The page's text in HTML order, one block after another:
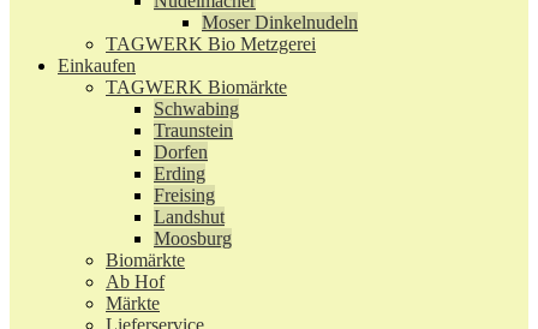
Moser Dinkelnudeln
TAGWERK Bio Metzgerei
Einkaufen
TAGWERK Biomärkte
Schwabing
Traunstein
Dorfen
Erding
Freising
Landshut
Moosburg
Biomärkte
Ab Hof
Märkte
Lieferservice